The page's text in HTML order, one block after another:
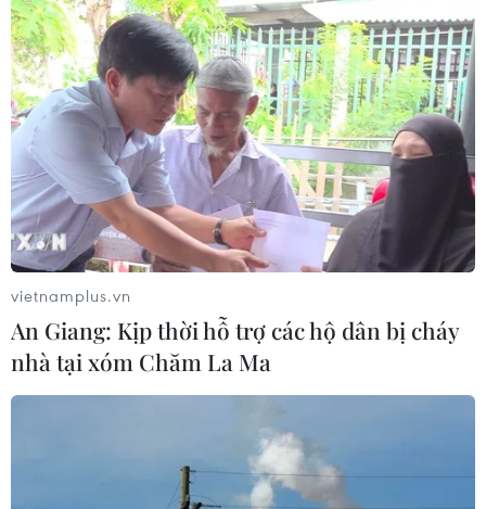
#Điện thoại di động #SIM rác
#Tin nhắn rác
#Thu hồi
#Khóa tài khoản SIM rác
#Bộ trưởng Trương Minh Tuấn
#Kênh phân phối SIM
Theo dõi VietnamPlus
vietnamplus.vn
An Giang: Kịp thời hỗ trợ các hộ dân bị cháy
nhà tại xóm Chăm La Ma